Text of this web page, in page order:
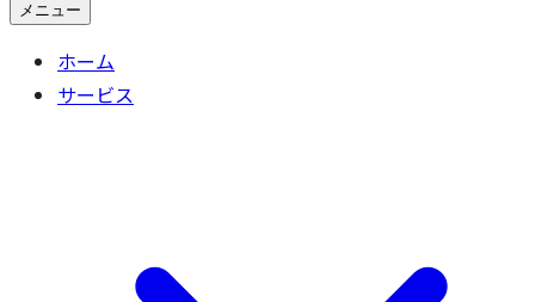
メニュー
ホーム
サービス